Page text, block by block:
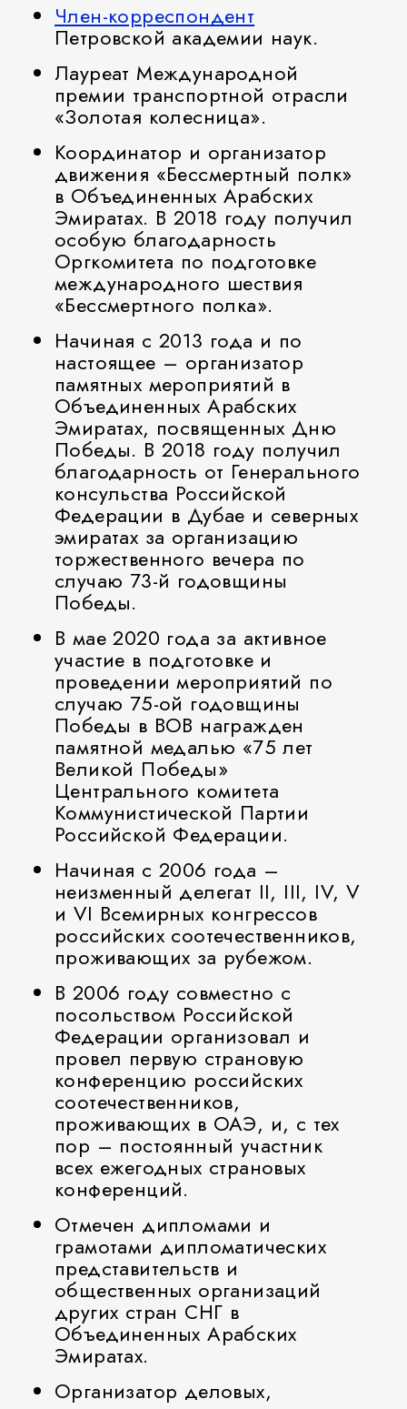
Член-корреспондент
Петровской академии наук.
Лауреат Международной
премии транспортной отрасли
«Золотая колесница».
Координатор и организатор
движения «Бессмертный полк»
в Объединенных Арабских
Эмиратах. В 2018 году получил
особую благодарность
Оргкомитета по подготовке
международного шествия
«Бессмертного полка».
Начиная с 2013 года и по
настоящее – организатор
памятных мероприятий в
Объединенных Арабских
Эмиратах, посвященных Дню
Победы. В 2018 году получил
благодарность от Генерального
консульства Российской
Федерации в Дубае и северных
эмиратах за организацию
торжественного вечера по
случаю 73-й годовщины
Победы.
В мае 2020 года за активное
участие в подготовке и
проведении мероприятий по
случаю 75-ой годовщины
Победы в ВОВ награжден
памятной медалью «75 лет
Великой Победы»
Центрального комитета
Коммунистической Партии
Российской Федерации.
Начиная с 2006 года –
неизменный делегат II, III, IV, V
и VI Всемирных конгрессов
российских соотечественников,
проживающих за рубежом.
В 2006 году совместно с
посольством Российской
Федерации организовал и
провел первую страновую
конференцию российских
соотечественников,
проживающих в ОАЭ, и, с тех
пор – постоянный участник
всех ежегодных страновых
конференций.
Отмечен дипломами и
грамотами дипломатических
представительств и
общественных организаций
других стран СНГ в
Объединенных Арабских
Эмиратах.
Организатор деловых,